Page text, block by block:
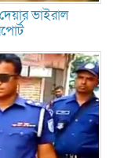
ভাইরাল